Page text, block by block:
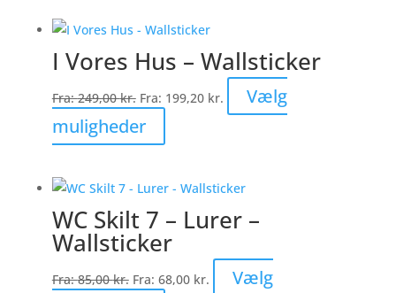
flere
varianter.
Mulighederne
kan
på
I Vores Hus – Wallsticker
Fra:249,00kr. Fra: 199,20 kr.
Vælg
muligheder
vare
flere
varianter.
Mulighederne
vælges
WC Skilt 7 – Lurer –
Wallsticker
Fra:85,00kr. Fra: 68,00 kr.
Vælg